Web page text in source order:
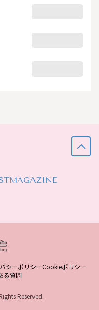
MAGAZINE
シーポリシーCookieポリシー
る質問
Reserved.